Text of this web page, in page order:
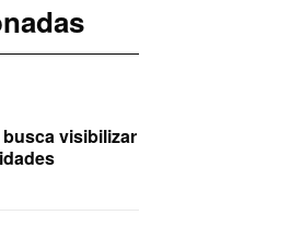
busca visibilizar